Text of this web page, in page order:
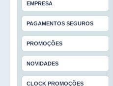
EMPRESA
PAGAMENTOS SEGUROS
PROMOÇÕES
NOVIDADES
CLOCK PROMOÇÕES